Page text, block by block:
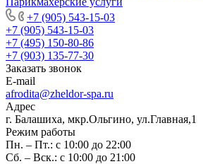
+7 (905) 543-15-03
+7 (905) 543-15-03
+7 (495) 150-80-86
+7 (903) 135-77-30
Заказать звонок
E-mail
afrodita@zheldor-spa.ru
Адрес
г. Балашиха, мкр.Ольгино, ул.Главная,1
Режим работы
Пн. – Пт.: с 10:00 до 22:00
Сб. – Вск.: с 10:00 до 21:00